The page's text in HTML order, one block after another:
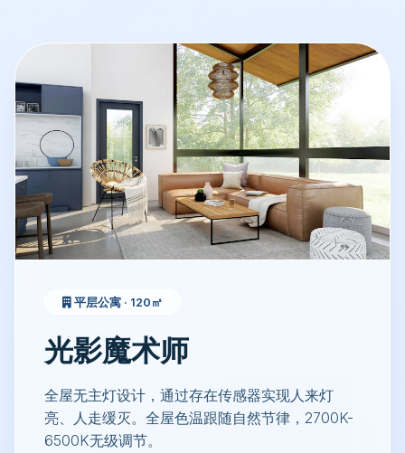
平层公寓 · 120㎡
光影魔术师
全屋无主灯设计，通过存在传感器实现人来灯
亮、人走缓灭。全屋色温跟随自然节律，2700K-
6500K无级调节。